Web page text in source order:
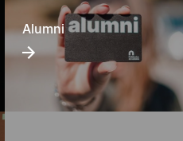
Alumni